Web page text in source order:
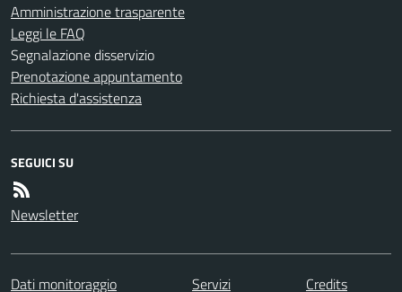
Amministrazione trasparente
Leggi le FAQ
Segnalazione disservizio
Prenotazione appuntamento
Richiesta d'assistenza
SEGUICI SU
Newsletter
Dati monitoraggio Servizi Credits